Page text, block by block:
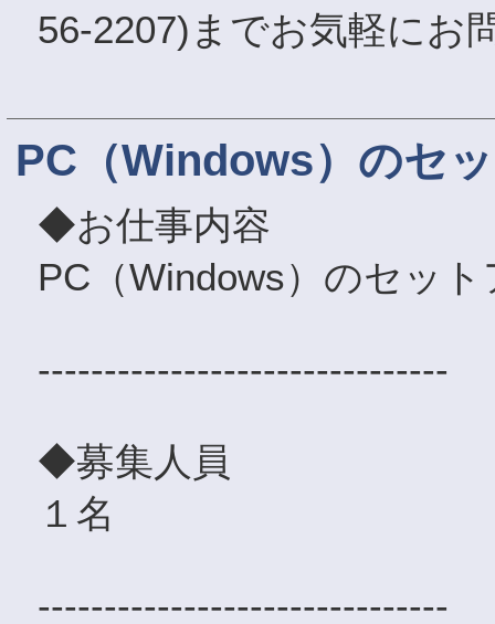
56-2207)までお気軽にお
PC（Windows）のセ
◆お仕事内容
PC（Windows）のセッ
-------------------------------
◆募集人員
１名
-------------------------------